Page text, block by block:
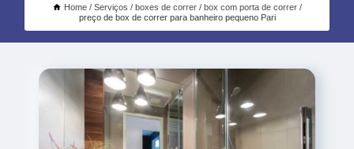
Home Serviços boxes de correr
box com porta de correr
preço de box de correr para banheiro pequeno Pari